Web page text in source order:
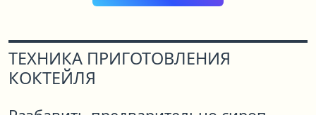
ТЕХНИКА ПРИГОТОВЛЕНИЯ
КОКТЕЙЛЯ